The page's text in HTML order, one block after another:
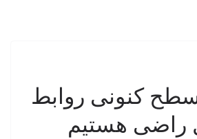
کنونی روابط
راضی هستیم